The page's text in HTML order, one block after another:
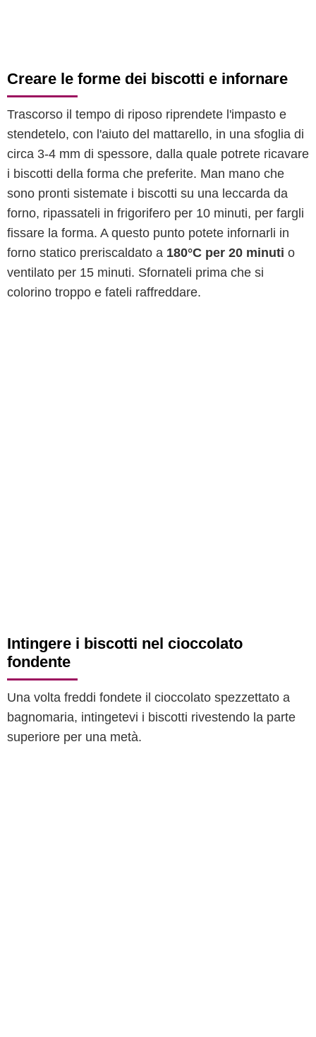
Creare le forme dei biscotti e infornare
Trascorso il tempo di riposo riprendete l'impasto e
stendetelo, con l'aiuto del mattarello, in una sfoglia di
circa 3-4 mm di spessore, dalla quale potrete ricavare
i biscotti della forma che preferite. Man mano che
sono pronti sistemate i biscotti su una leccarda da
forno, ripassateli in frigorifero per 10 minuti, per fargli
fissare la forma. A questo punto potete infornarli in
forno statico preriscaldato a 180°C per 20 minuti o
ventilato per 15 minuti. Sfornateli prima che si
colorino troppo e fateli raffreddare.
Intingere i biscotti nel cioccolato
fondente
Una volta freddi fondete il cioccolato spezzettato a
bagnomaria, intingetevi i biscotti rivestendo la parte
superiore per una metà.